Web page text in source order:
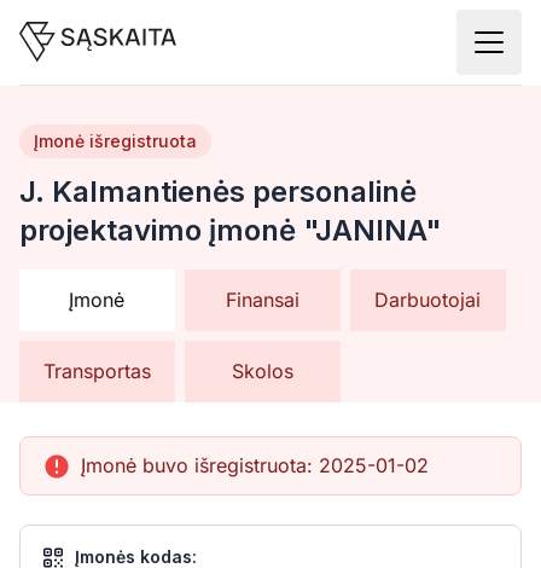
J. Kalmantienės personalinė
projektavimo įmonė "JANINA"
Įmonė išregistruota
Įmonė Finansai Darbuotojai
Transportas Skolos
Įmonė buvo išregistruota: 2025-01-02
Įmonės kodas: